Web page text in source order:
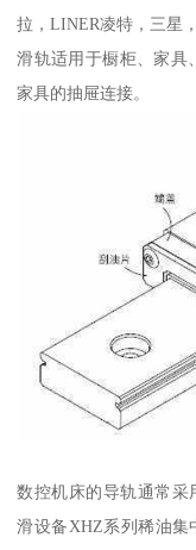
拉，LINER凌特，三星
滑轨适用于橱柜、家具
家具的抽屉连接。
数控机床的导轨通常采
滑设备XHZ系列稀油集